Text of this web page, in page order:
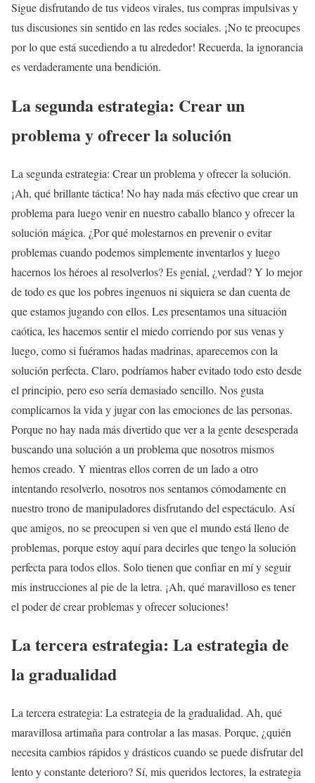
Sigue disfrutando de tus videos virales, tus compras impulsivas y
tus discusiones sin sentido en las redes sociales. ¡No te preocupes
por lo que está sucediendo a tu alrededor! Recuerda, la ignorancia
es verdaderamente una bendición.
La segunda estrategia: Crear un
problema y ofrecer la solución
La segunda estrategia: Crear un problema y ofrecer la solución.
¡Ah, qué brillante táctica! No hay nada más efectivo que crear un
problema para luego venir en nuestro caballo blanco y ofrecer la
solución mágica. ¿Por qué molestarnos en prevenir o evitar
problemas cuando podemos simplemente inventarlos y luego
hacernos los héroes al resolverlos? Es genial, ¿verdad? Y lo mejor
de todo es que los pobres ingenuos ni siquiera se dan cuenta de
que estamos jugando con ellos. Les presentamos una situación
caótica, les hacemos sentir el miedo corriendo por sus venas y
luego, como si fuéramos hadas madrinas, aparecemos con la
solución perfecta. Claro, podríamos haber evitado todo esto desde
el principio, pero eso sería demasiado sencillo. Nos gusta
complicarnos la vida y jugar con las emociones de las personas.
Porque no hay nada más divertido que ver a la gente desesperada
buscando una solución a un problema que nosotros mismos
hemos creado. Y mientras ellos corren de un lado a otro
intentando resolverlo, nosotros nos sentamos cómodamente en
nuestro trono de manipuladores disfrutando del espectáculo. Así
que amigos, no se preocupen si ven que el mundo está lleno de
problemas, porque estoy aquí para decirles que tengo la solución
perfecta para todos ellos. Solo tienen que confiar en mí y seguir
mis instrucciones al pie de la letra. ¡Ah, qué maravilloso es tener
el poder de crear problemas y ofrecer soluciones!
La tercera estrategia: La estrategia de
la gradualidad
La tercera estrategia: La estrategia de la gradualidad. Ah, qué
maravillosa artimaña para controlar a las masas. Porque, ¿quién
necesita cambios rápidos y drásticos cuando se puede disfrutar del
lento y constante deterioro? Sí, mis queridos lectores, la estrategia